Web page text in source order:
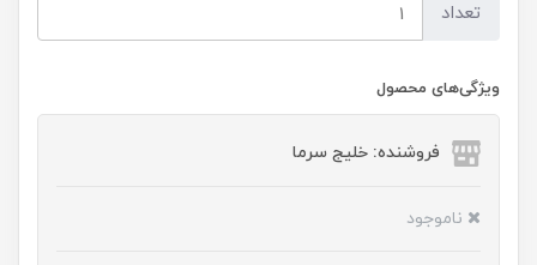
تعداد
ویژگی‌های محصول
فروشنده: خلیج سرما
ناموجود